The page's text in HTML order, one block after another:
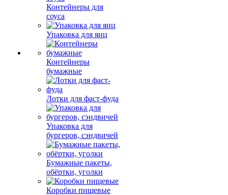
Контейнеры для
соуса
Упаковка для яиц
Контейнеры
бумажные
Лотки для фаст-фуда
Упаковка для
бургеров, сэндвичей
Бумажные пакеты,
обёртки, уголки
Коробки пищевые